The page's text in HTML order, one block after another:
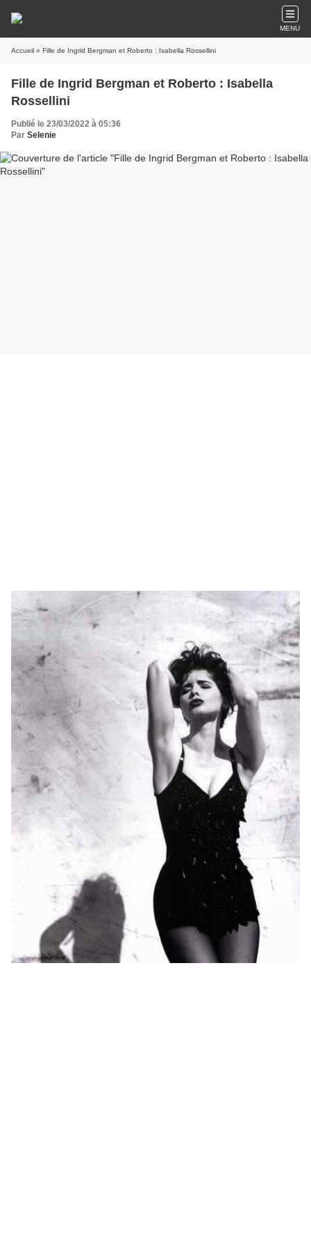
MENU
Accueil » Fille de Ingrid Bergman et Roberto : Isabella Rossellini
Fille de Ingrid Bergman et Roberto : Isabella
Rossellini
Publié le 23/03/2022 à 05:36
Par Selenie